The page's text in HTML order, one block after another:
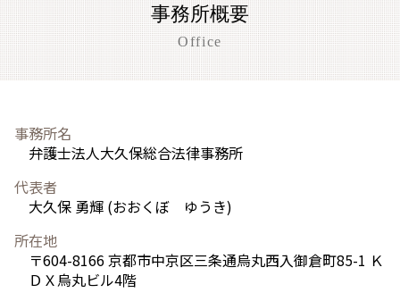
事務所概要
Office
事務所名
弁護士法人大久保総合法律事務所
代表者
大久保 勇輝 (おおくぼ ゆうき)
所在地
〒604-8166 京都市中京区三条通烏丸西入御倉町85-1 Ｋ
ＤＸ烏丸ビル4階